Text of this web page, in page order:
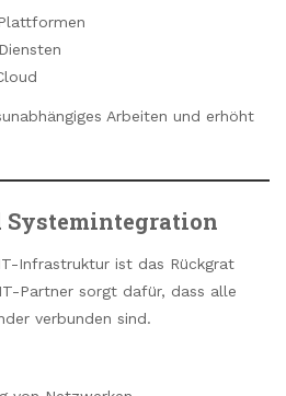
Arbeiten und erhöht
Systemintegration
Infrastruktur ist das Rückgrat
Partner sorgt dafür, dass alle
verbunden sind.